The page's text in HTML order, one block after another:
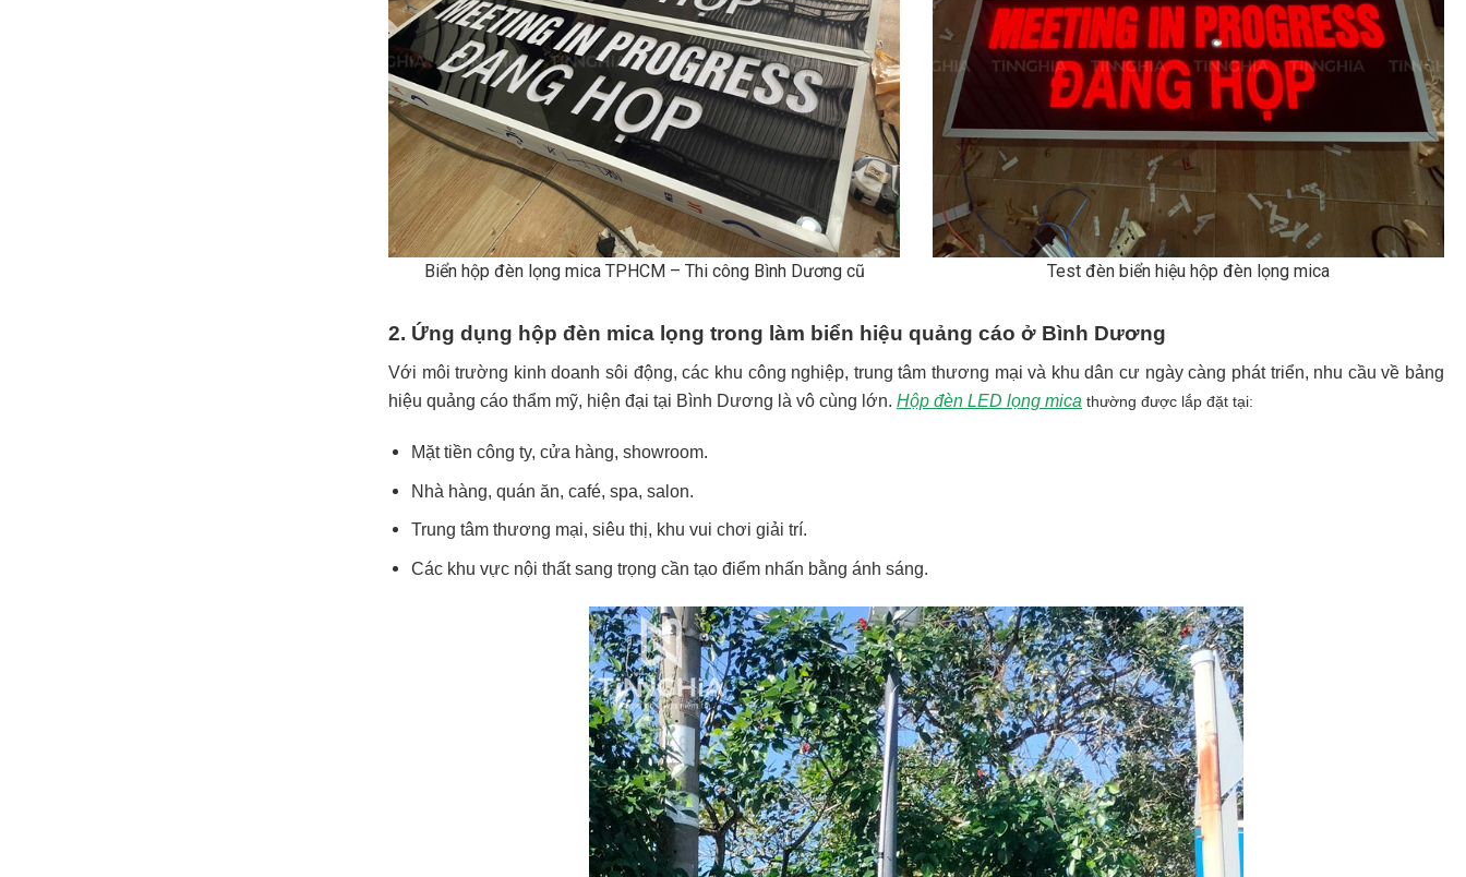
Biển hộp đèn lọng mica TPHCM – Thi công Bình Dương cũ Test đèn biển hiệu hộp đèn lọng mica
2. Ứng dụng hộp đèn mica lọng trong làm biển hiệu quảng cáo ở Bình Dương
Với môi trường kinh doanh sôi động, các khu công nghiệp, trung tâm thương mại và khu dân cư ngày càng phát triển, nhu cầu về bảng
hiệu quảng cáo thẩm mỹ, hiện đại tại Bình Dương là vô cùng lớn. Hộp đèn LED lọng mica thường được lắp đặt tại:
Mặt tiền công ty, cửa hàng, showroom.
Nhà hàng, quán ăn, café, spa, salon.
Trung tâm thương mại, siêu thị, khu vui chơi giải trí.
Các khu vực nội thất sang trọng cần tạo điểm nhấn bằng ánh sáng.